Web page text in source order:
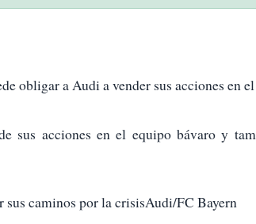
obligar a Audi a vender sus acciones en
sus acciones en el equipo bávaro y
caminos por la crisisAudi/FC Bayern